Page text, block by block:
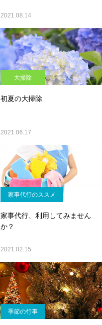
2021.08.14
大掃除
初夏の大掃除
2021.06.17
家事代行のススメ
家事代行、利用してみません
か？
2021.02.15
季節の行事